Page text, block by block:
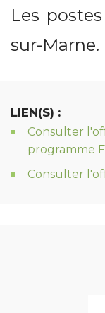
Les
sur-Marne.
LIEN(S) :
Consulter
programme
Consulter